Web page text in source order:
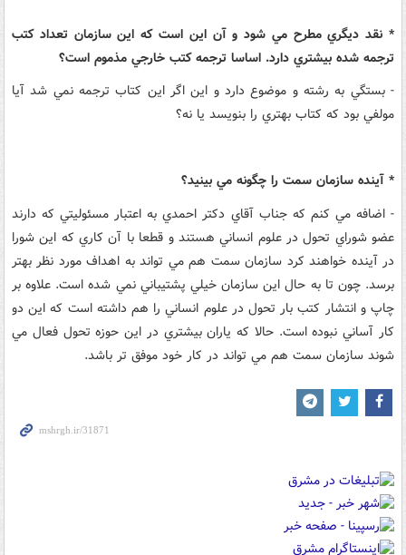
* نقد ديگري مطرح مي شود و آن اين است که اين سازمان تعداد کتب
ترجمه شده بيشتري دارد. اساسا ترجمه کتب خارجي مذموم است؟
- بستگي به رشته و موضوع دارد و اين اگر اين کتاب ترجمه نمي شد آيا
مولفي بود که کتاب بهتري را بنويسد يا نه؟
* آينده سازمان سمت را چگونه مي بينيد؟
- اضافه مي کنم که جناب آقاي دکتر احمدي به اعتبار مسئوليتي که دارند
عضو شوراي تحول در علوم انساني هستند و قطعا با آن کاري که اين شورا
در آينده خواهند کرد سازمان سمت هم مي تواند به اهداف مورد نظر بهتر
برسد. چون تا به حال اين سازمان خيلي پشتيباني نمي شده است. علاوه بر
چاپ و انتشار کتب بار تحول در علوم انساني را هم داشته است که اين دو
کار آساني نبوده است. حالا که ياران بيشتري در اين حوزه تحول فعال مي
شوند سازمان سمت هم مي تواند در کار خود موفق تر باشد.